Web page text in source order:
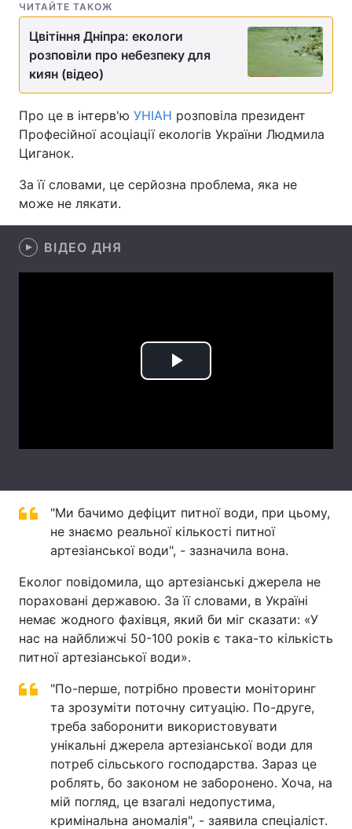
Економіка Світ
Спорт Наука
Зброя Інциденти
Здоров'я
Цікавинки Погода
Екологія Регіони
Лонгріди
Думки
Вакансії
Тема оформлення
ЧИТАЙТЕ ТАКОЖ
Цвітіння Дніпра: екологи
розповіли про небезпеку для
киян (відео)
Про це в інтерв'ю УНІАН розповіла президент
Професійної асоціації екологів України Людмила
Циганок.
За її словами, це серйозна проблема, яка не
може не лякати.
ВІДЕО ДНЯ
Play
"Ми бачимо дефіцит питної води, при цьому,
не знаємо реальної кількості питної
артезіанської води", - зазначила вона.
Еколог повідомила, що артезіанські джерела не
пораховані державою. За її словами, в Україні
немає жодного фахівця, який би міг сказати: «У
нас на найближчі 50-100 років є така-то кількість
питної артезіанської води».
"По-перше, потрібно провести моніторинг
та зрозуміти поточну ситуацію. По-друге,
треба заборонити використовувати
унікальні джерела артезіанської води для
потреб сільського господарства. Зараз це
роблять, бо законом не заборонено. Хоча, на
мій погляд, це взагалі недопустима,
кримінальна аномалія", - заявила спеціаліст.